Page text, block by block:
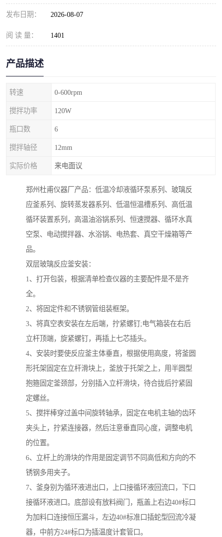
发布日期： 2026-08-07
阅 读 量： 1401
产品描述
转速 0-600rpm
搅拌功率 120W
瓶口数 6
搅拌轴径 12mm
实际价格 来电面议
郑州杜甫仪器厂产品：低温冷却液循环泵系列、玻璃反
应釜系列、旋转蒸发器系列、低温恒温槽系列、高低温
循环装置系列，高温油浴锅系列、恒速搅器、循环水真
空泵、电动搅拌器、水浴锅、电热套、真空干燥箱等产
品。
双层玻璃反应釜安装：
1、打开包装，根据清单检查仪器的主要配件是不是齐
全。
2、将固定件和不锈钢管组装框架。
3、将真空表安装在左后端，拧紧螺钉;电气箱装在右后
立杆顶端，旋紧螺钉，再插上七芯插头。
4、安装时要使反应釜主体垂直，根据使用高度，将釜圆
形托架固定在立杆滑块上，釜放于托架之上，用半圆型
抱箍固定釜颈部，分别插入立杆滑块，待合拢后拧紧固
定螺丝。
5、搅拌棒穿过盖中间旋转轴承，固定在电机主轴的齿环
夹头上，拧紧连接器，然后注意垂直同心度，调整电机
的位置。
6、立杆上的滑块的作用是固定调节不同高低和方向的不
锈钢多用夹子。
7、釜身别为循环液进出口，上口接循环液回流口，下口
接循环液进口。底部设有放料阀门，瓶盖上右边40#标口
为加料口连接恒压漏斗，左边40#标准口插蛇型回流冷凝
器，中前方24#标口为插温度计套管口。